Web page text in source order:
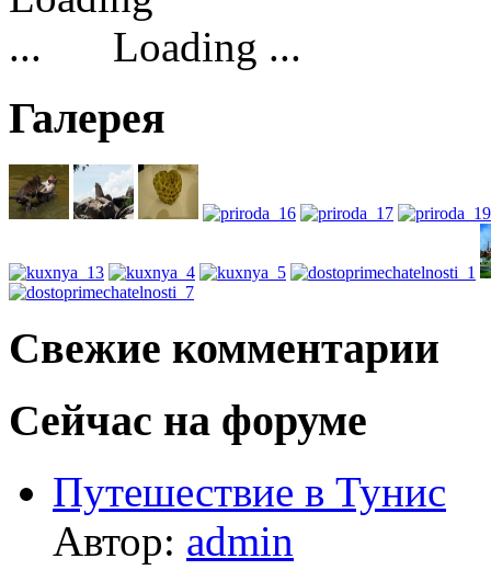
Loading ...
Галерея
Свежие комментарии
Сейчас на форуме
Путешествие в Тунис
Автор: admin